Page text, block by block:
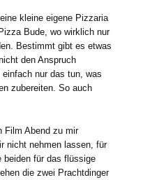
kleine eigene Pizzaria
Bude, wo wirklich nur
Bestimmt gibt es etwas
den Anspruch
nur das tun, was
zubereiten. So auch
Film Abend zu mir
nicht nehmen lassen, für
beiden für das flüssige
die zwei Prachtdinger